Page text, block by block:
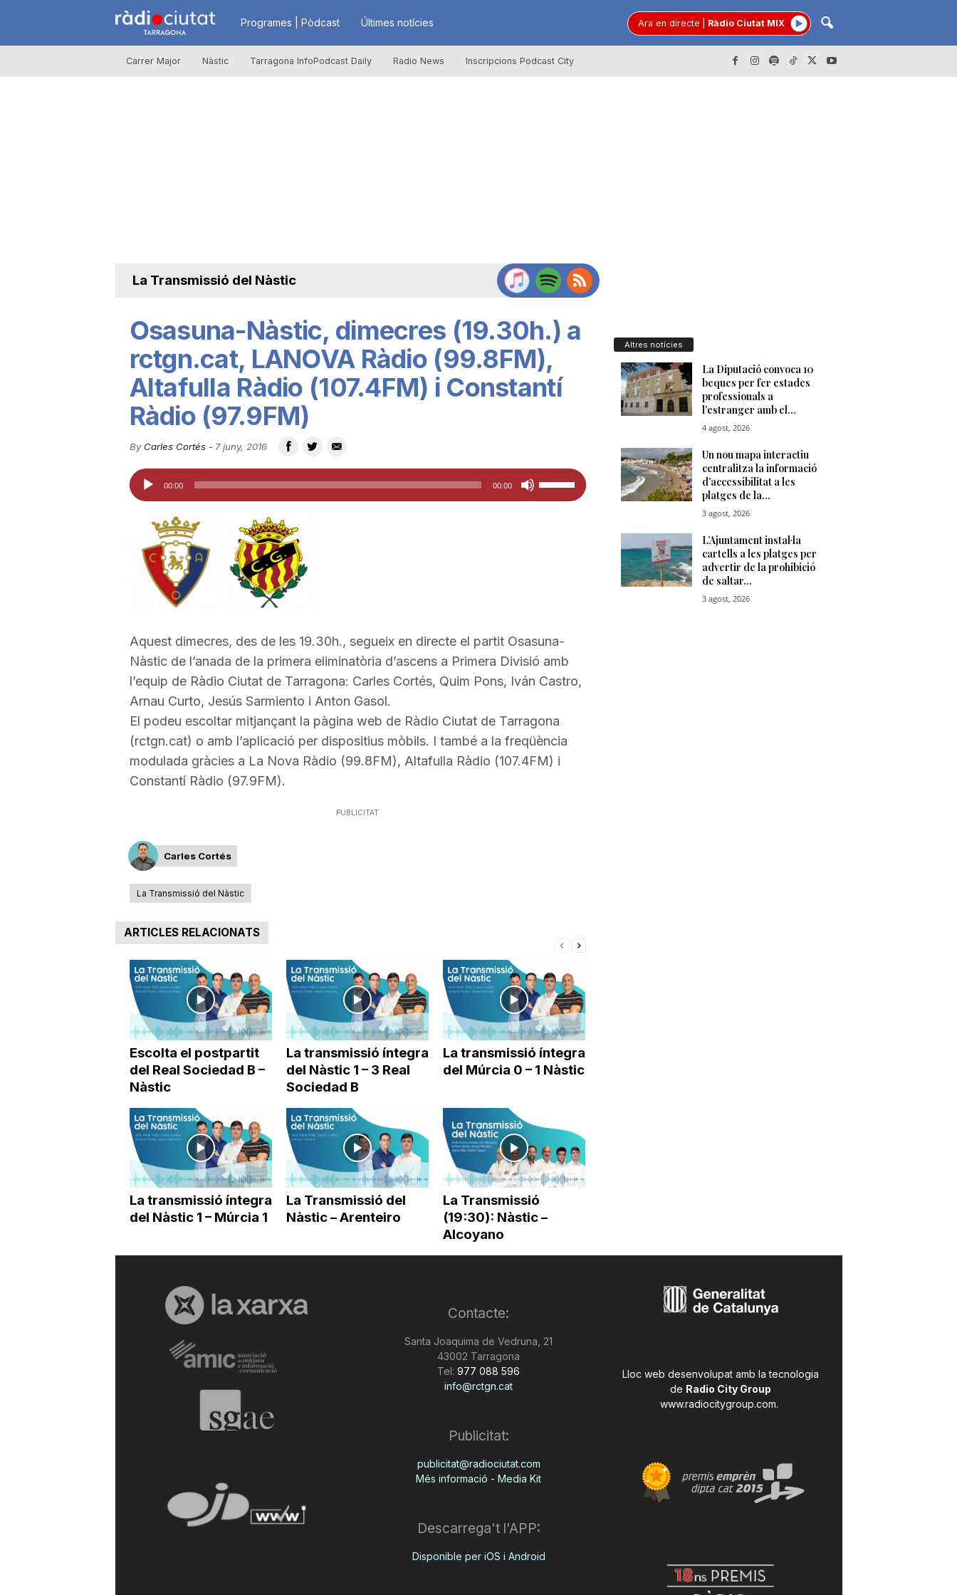
R
à
u
a
r
o
n
a
Programes | Pòdcast Últimes notícies Ara en directe Ràdio Ciutat MIX
Carrer Major Nàstic Tarragona InfoPodcast Daily Radio News Inscripcions Podcast City
La Transmissió del Nàstic
Osasuna-Nàstic, dimecres (19.30h.) a
rctgn.cat, LANOVA Ràdio (99.8FM),
Altafulla Ràdio (107.4FM) i Constantí
Ràdio (97.9FM)
By Carles Cortés- 7 juny, 2016
Reproductor
d'àudio
00:00 00:00
Feu
servir
avall
per
a
o
disminuir
el
Aquest dimecres, des de les 19.30h., segueix en directe el partit Osasuna-
Nàstic de l’anada de la primera eliminatòria d’ascens a Primera Divisió amb
l’equip de Ràdio Ciutat de Tarragona: Carles Cortés, Quim Pons, Iván Castro,
Arnau Curto, Jesús Sarmiento i Anton Gasol.
El podeu escoltar mitjançant la pàgina web de Ràdio Ciutat de Tarragona
(rctgn.cat) o amb l’aplicació per dispositius mòbils. I també a la freqüència
modulada gràcies a La Nova Ràdio (99.8FM), Altafulla Ràdio (107.4FM) i
Constantí Ràdio (97.9FM).
PUBLICITAT
Carles Cortés
La Transmissió del Nàstic
ARTICLES RELACIONATS
Escolta el postpartit
del Real Sociedad B –
Nàstic
La transmissió íntegra
del Nàstic 1 – 3 Real
Sociedad B
La transmissió íntegra
del Múrcia 0 – 1 Nàstic
La transmissió íntegra
del Nàstic 1 – Múrcia 1
La Transmissió del
Nàstic – Arenteiro
La Transmissió
(19:30): Nàstic –
Alcoyano
Altres notícies
Contacte:
Santa Joaquima de Vedruna, 21
43002 Tarragona
Tel: 977 088 596
info@rctgn.cat
Publicitat:
publicitat@radiociutat.com
Més informació - Media Kit
Descarrega't l'APP:
Disponible per iOS i Android
Lloc web desenvolupat amb la tecnologia
de Radio City Group
www.radiocitygroup.com.